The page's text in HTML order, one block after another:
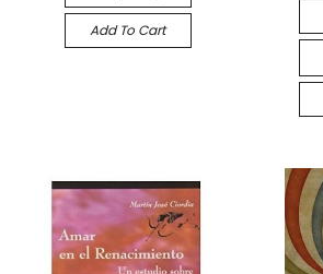
Add To Cart